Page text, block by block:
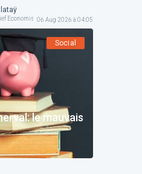
Economist @ Orcadia Asset Management
06 Aug 2026 à 04:05
Social
le mauvais